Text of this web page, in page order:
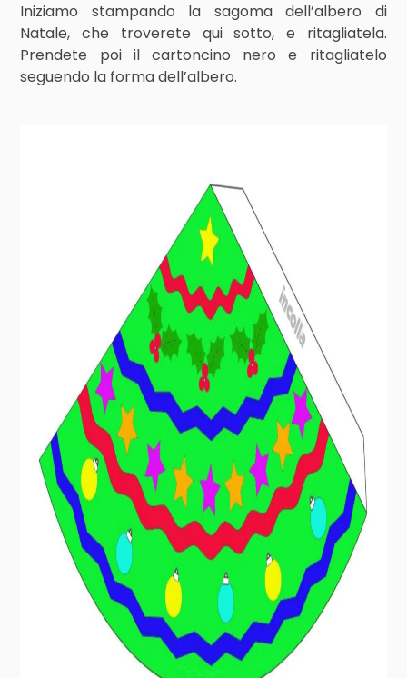
Iniziamo stampando la sagoma dell’albero di
Natale, che troverete qui sotto, e ritagliatela.
Prendete poi il cartoncino nero e ritagliatelo
seguendo la forma dell’albero.